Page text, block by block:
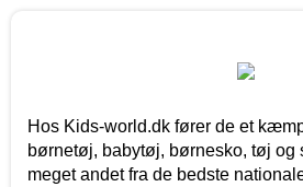
Hos Kids-world.dk fører de et
børnetøj, babytøj, børnesko, tøj og
meget andet fra de bedste